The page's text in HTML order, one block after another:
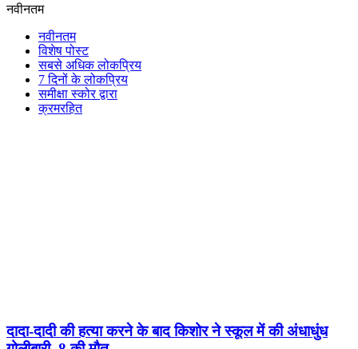
नवीनतम
नवीनतम
विशेष पोस्ट
सबसे अधिक लोकप्रिय
7 दिनों के लोकप्रिय
समीक्षा स्कोर द्वारा
क्रमरहित
दादा-दादी की हत्या करने के बाद किशोर ने स्कूल में की अंधाधुंध